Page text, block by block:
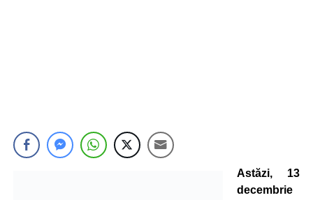
Astăzi, 13
decembrie